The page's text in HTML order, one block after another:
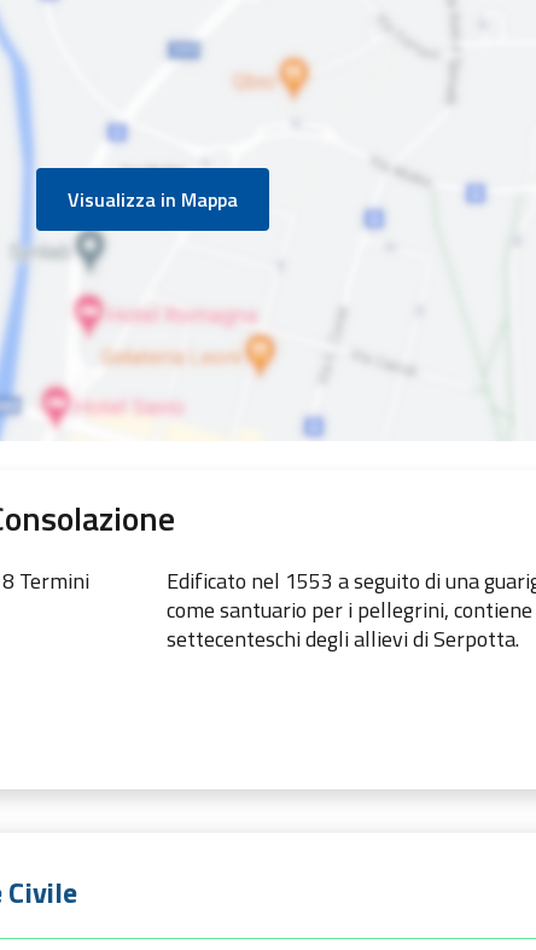
Visualizza in Mappa
Termini
Edificato nel 1553 a seguito di una
come santuario per i pellegrini,
settecenteschi degli allievi di Serpotta.